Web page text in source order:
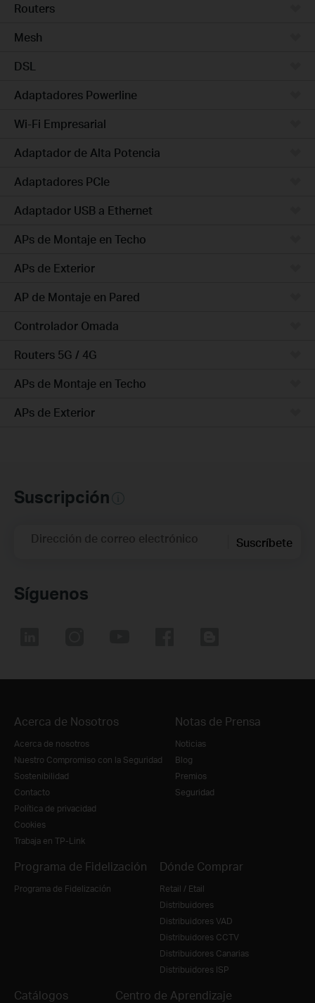
Routers
Mesh
DSL
Adaptadores Powerline
Wi-Fi Empresarial
Adaptador de Alta Potencia
Adaptadores PCIe
Adaptador USB a Ethernet
APs de Montaje en Techo
APs de Exterior
AP de Montaje en Pared
Controlador Omada
Routers 5G / 4G
APs de Montaje en Techo
APs de Exterior
Suscripción
Dirección de correo electrónico Suscríbete
Síguenos
Acerca de Nosotros
Acerca de nosotros
Nuestro Compromiso con la Seguridad
Sostenibilidad
Contacto
Política de privacidad
Cookies
Trabaja en TP-Link
Notas de Prensa
Noticias
Blog
Premios
Seguridad
Programa de Fidelización
Programa de Fidelización
Dónde Comprar
Retail / Etail
Distribuidores
Distribuidores VAD
Distribuidores CCTV
Distribuidores Canarias
Distribuidores ISP
Catálogos Centro de Aprendizaje